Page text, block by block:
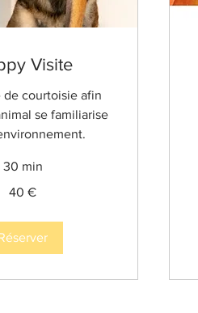
Visite
de courtoisie afin
se familiarise
30 min
40 €